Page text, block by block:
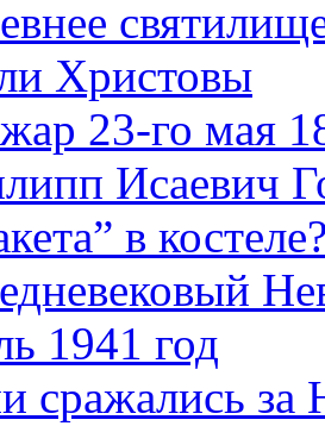
Христовы
23-го мая
Исаевич
в
1941 год
сражались за